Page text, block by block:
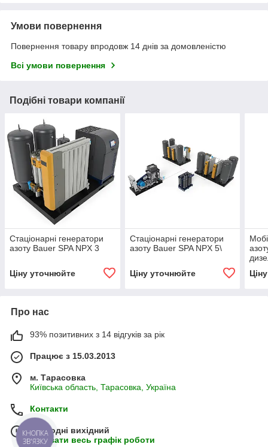
Умови повернення
Повернення товару впродовж 14 днів за домовленістю
Всі умови повернення
Подібні товари компанії
Стаціонарні генератори
азоту Bauer SPA NPX 3
Ціну уточнюйте
Стаціонарні генератори
азоту Bauer SPA NPX 5\
Ціну уточнюйте
Про нас
93% позитивних з 14 відгуків за рік
Працює з 15.03.2013
м. Тарасовка
Київська область, Тарасовка, Україна
Контакти
Сьогодні вихідний
Показати весь графік роботи
КНОПКА
ЗВ'ЯЗКУ